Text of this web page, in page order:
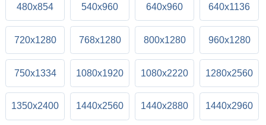
480x854 540x960 640x960 640x1136
720x1280 768x1280 800x1280 960x1280
750x1334 1080x1920 1080x2220 1280x2560
1350x2400 1440x2560 1440x2880 1440x2960